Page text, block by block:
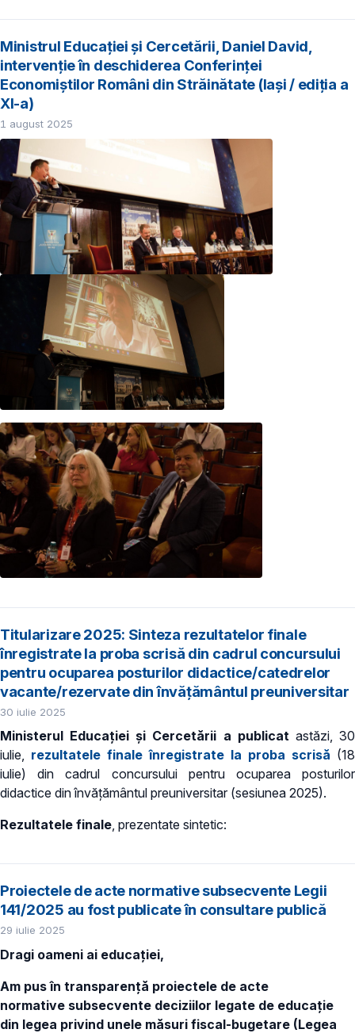
Ministrul Educației și Cercetării, Daniel David,
intervenție în deschiderea Conferinței
Economiștilor Români din Străinătate (Iași / ediția a
XI-a)
1 august 2025
Titularizare 2025: Sinteza rezultatelor finale
înregistrate la proba scrisă din cadrul concursului
pentru ocuparea posturilor didactice/catedrelor
vacante/rezervate din învăţământul preuniversitar
30 iulie 2025
Ministerul Educației și Cercetării a publicatastăzi, 30
iulie, rezultatele finale înregistrate la proba scrisă (18
iulie) din cadrul concursului pentru ocuparea posturilor
didactice din învățământul preuniversitar (sesiunea 2025).
Rezultatele finale, prezentate sintetic:
Proiectele de acte normative subsecvente Legii
141/2025 au fost publicate în consultare publică
29 iulie 2025
Dragi oameni ai educației,
Am pus în transparență proiectele de acte
normative subsecvente deciziilor legate de educație
din legea privind unele măsuri fiscal-bugetare (Legea